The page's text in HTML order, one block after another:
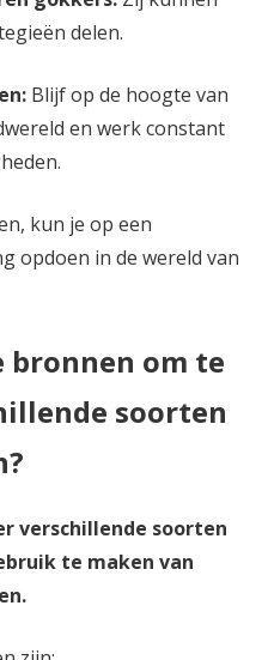
delen.
Blijf op de hoogte van
en werk constant
kun je op een
opdoen in de wereld van
bronnen om te
soorten
verschillende soorten
te maken van